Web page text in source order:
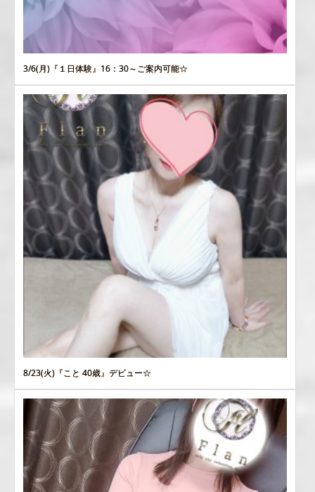
3/6(月)『１日体験』16：30～ご案内可能☆
8/23(火)『こと 40歳』デビュー☆